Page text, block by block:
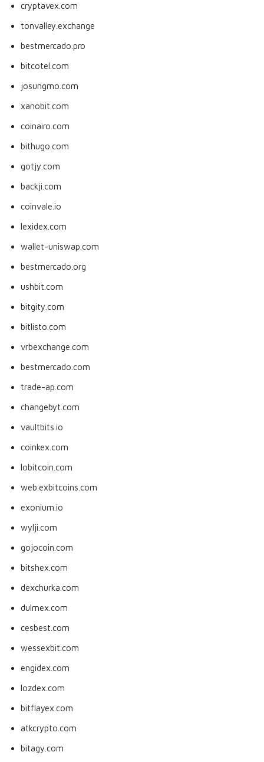
cryptavex.com
tonvalley.exchange
bestmercado.pro
bitcotel.com
josungmo.com
xanobit.com
coinairo.com
bithugo.com
gotjy.com
backji.com
coinvale.io
lexidex.com
wallet-uniswap.com
bestmercado.org
ushbit.com
bitgity.com
bitlisto.com
vrbexchange.com
bestmercado.com
trade-ap.com
changebyt.com
vaultbits.io
coinkex.com
lobitcoin.com
web.exbitcoins.com
exonium.io
wylji.com
gojocoin.com
bitshex.com
dexchurka.com
dulmex.com
cesbest.com
wessexbit.com
engidex.com
lozdex.com
bitflayex.com
atkcrypto.com
bitagy.com